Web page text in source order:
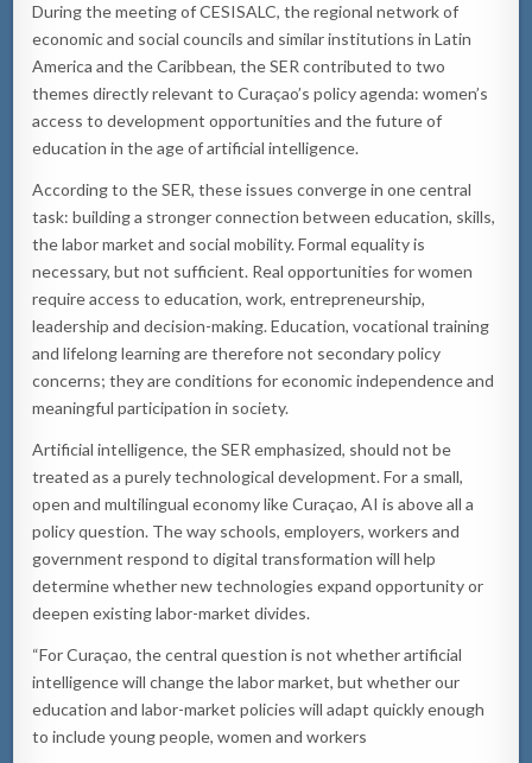
During the meeting of CESISALC, the regional network of
economic and social councils and similar institutions in Latin
America and the Caribbean, the SER contributed to two
themes directly relevant to Curaçao’s policy agenda: women’s
access to development opportunities and the future of
education in the age of artificial intelligence.
According to the SER, these issues converge in one central
task: building a stronger connection between education, skills,
the labor market and social mobility. Formal equality is
necessary, but not sufficient. Real opportunities for women
require access to education, work, entrepreneurship,
leadership and decision-making. Education, vocational training
and lifelong learning are therefore not secondary policy
concerns; they are conditions for economic independence and
meaningful participation in society.
Artificial intelligence, the SER emphasized, should not be
treated as a purely technological development. For a small,
open and multilingual economy like Curaçao, AI is above all a
policy question. The way schools, employers, workers and
government respond to digital transformation will help
determine whether new technologies expand opportunity or
deepen existing labor-market divides.
“For Curaçao, the central question is not whether artificial
intelligence will change the labor market, but whether our
education and labor-market policies will adapt quickly enough
to include young people, women and workers